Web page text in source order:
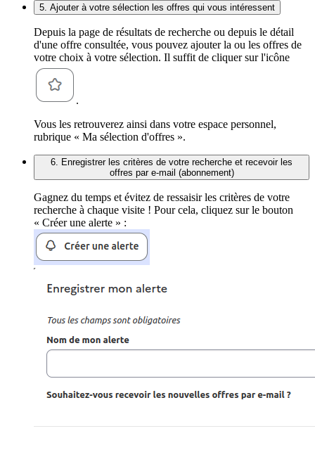
5. Ajouter à votre sélection les offres qui vous intéressent
Depuis la page de résultats de recherche ou depuis le détail
d'une offre consultée, vous pouvez ajouter la ou les offres de
votre choix à votre sélection. Il suffit de cliquer sur l'icône
.
Vous les retrouverez ainsi dans votre espace personnel,
rubrique « Ma sélection d'offres ».
6. Enregistrer les critères de votre recherche et recevoir les
offres par e-mail (abonnement)
Gagnez du temps et évitez de ressaisir les critères de votre
recherche à chaque visite ! Pour cela, cliquez sur le bouton
« Créer une alerte » :